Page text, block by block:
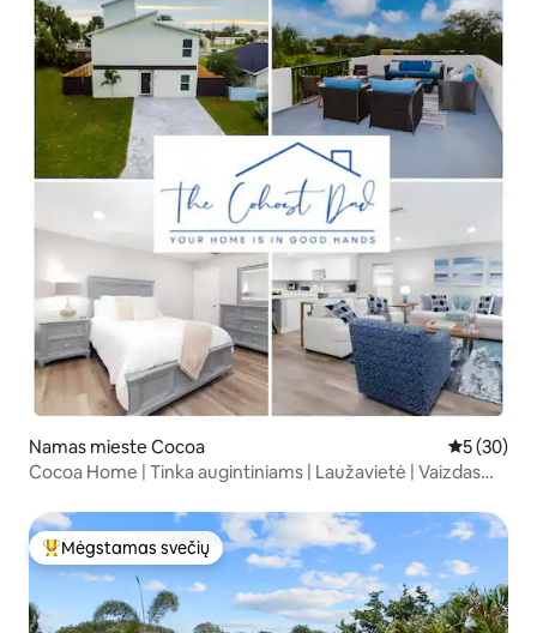
Namas mieste Cocoa Vidutinis
5 (30)
Cocoa Home | Tinka augintiniams | Laužavietė | Vaizdas
Svečių mėgstamiausias
Mėgstamas svečių